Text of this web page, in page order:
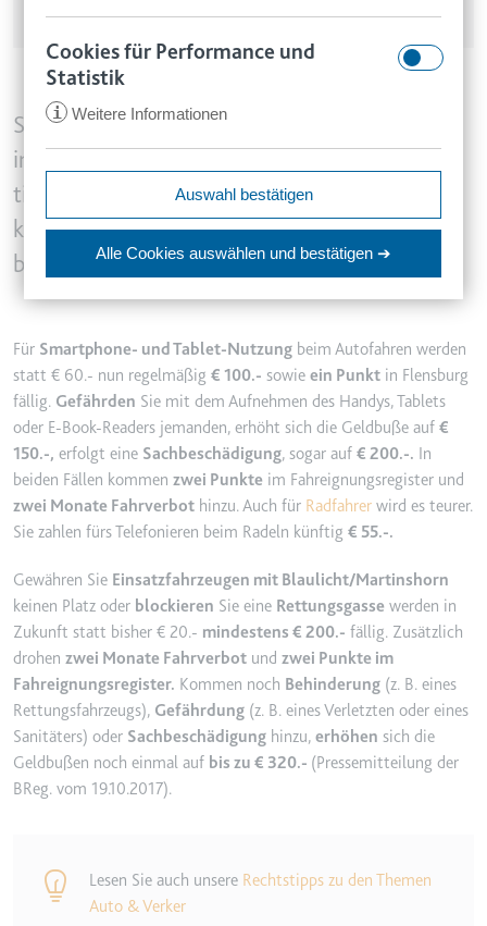
CookieConsent
www.smartlaw.de
Zweck:
Speichert den Zustimmungsstatus
des Benutzers für Cookies auf der
aktuellen Domäne.
Ablauf:
1 Jahr
Anbieter:
google.com
Zweck:
Anstehend
_ga
Anbieter:
smartlaw.de
Zweck:
Wird verwendet, um Daten zu
Google Analytics über das Gerät
und das Verhalten des Besuchers
zu senden. Erfasst den Besucher
hinweg.
Ablauf:
Typ:
HTTP-Cookie
_ga_#
Anbieter:
smartlaw.de
Zweck:
Wird verwendet, um Daten zu
über Geräte und Marketingkanäle
hinweg.
Cookies für Performance und
Statistik
i Weitere Informationen
VISITOR_INFO1_LIVE
Anbieter:
youtube.com
Zweck:
Versucht, die Benutzerbandbreite
auf Seiten mit integrierten
YouTube-Videos zu schätzen.
Ablauf:
180 Tage
Typ:
HTTP-Cookie
YSC
Anbieter:
youtube.com
Zweck:
Registriert eine eindeutige ID, um
Statistiken der Videos von
YouTube, die der Benutzer
gesehen hat, zu behalten.
Auswahl bestätigen
Alle Cookies auswählen und bestätigen ➔
© twinsterphoto / adobe.stock.com
Seit dem 19.10.2017 gelten neue Regelungen
in der Straßenverkehrsordnung. Deutlich
tiefer in die Tasche greifen muss künftig, wer
keine Rettungsgasse bildet, Einsatzfahrzeuge
behindert oder am Steuer zum Handy greift.
Für Smartphone- und Tablet-Nutzung beim Autofahren werden
statt € 60.- nun regelmäßig € 100.- sowie ein Punkt in Flensburg
fällig. Gefährden Sie mit dem Aufnehmen des Handys, Tablets
oder E-Book-Readers jemanden, erhöht sich die Geldbuße auf €
150.-, erfolgt eine Sachbeschädigung, sogar auf € 200.-. In
beiden Fällen kommen zwei Punkte im Fahreignungsregister und
zwei Monate Fahrverbot hinzu. Auch für Radfahrer wird es teurer.
Sie zahlen fürs Telefonieren beim Radeln künftig € 55.-.
Gewähren Sie Einsatzfahrzeugen mit Blaulicht/Martinshorn
keinen Platz oder blockieren Sie eine Rettungsgasse werden in
Zukunft statt bisher € 20.- mindestens € 200.- fällig. Zusätzlich
drohen zwei Monate Fahrverbot und zwei Punkte im
Fahreignungsregister. Kommen noch Behinderung (z. B. eines
Rettungsfahrzeugs), Gefährdung (z. B. eines Verletzten oder eines
Sanitäters) oder Sachbeschädigung hinzu, erhöhen sich die
Geldbußen noch einmal auf bis zu € 320.- (Pressemitteilung der
BReg. vom 19.10.2017).
Lesen Sie auch unsere Rechtstipps zu den Themen
Auto & Verker